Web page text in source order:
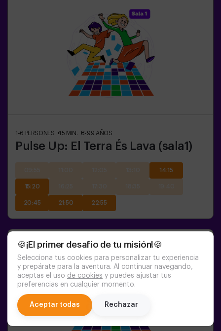
🍪¡El primer desafío de tu misión!🍪
Selecciona tus cookies para personalizar tu experiencia
y prepárate para la aventura. Al continuar navegando,
aceptas el uso de cookies y puedes ajustar tus
preferencias en cualquier momento.
Aceptar todas Rechazar
1-6 PERSONES 45 MIN. 8-99 AÑOS
Pulse Up: El Terra És Lava (sala1)
14:15
15:20
20:45 21:50 22:55